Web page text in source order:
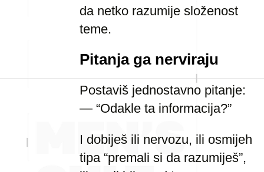
da netko razumije složenost
teme.
Pitanja ga nerviraju
Postaviš jednostavno pitanje:
— “Odakle ta informacija?”
I dobiješ ili nervozu, ili osmijeh
tipa “premali si da razumiješ”,